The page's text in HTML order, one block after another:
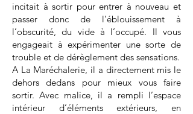
incitait à sortir pour entrer à nouveau et
passer donc de l’éblouissement à
l’obscurité, du vide à l’occupé. Il vous
engageait à expérimenter une sorte de
trouble et de dérèglement des sensations.
A La Maréchalerie, il a directement mis le
dehors dedans pour mieux vous faire
sortir. Avec malice, il a rempli l’espace
intérieur d’éléments extérieurs, en